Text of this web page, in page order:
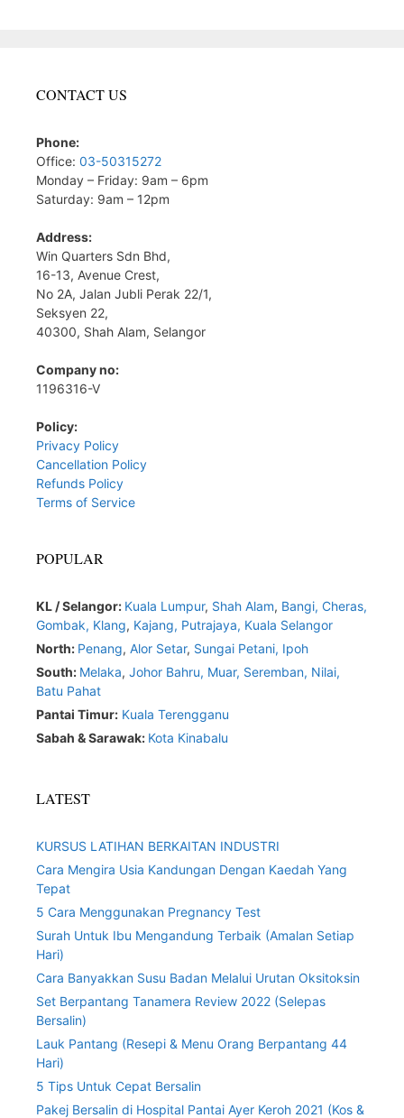
CONTACT US
Phone:
Office: 03-50315272
Monday – Friday: 9am – 6pm
Saturday: 9am – 12pm
Address:
Win Quarters Sdn Bhd,
16-13, Avenue Crest,
No 2A, Jalan Jubli Perak 22/1,
Seksyen 22,
40300, Shah Alam, Selangor
Company no:
1196316-V
Policy:
Privacy Policy
Cancellation Policy
Refunds Policy
Terms of Service
POPULAR
KL / Selangor: Kuala Lumpur, Shah Alam, Bangi, Cheras,
Gombak, Klang, Kajang, Putrajaya, Kuala Selangor
North: Penang, Alor Setar, Sungai Petani, Ipoh
South: Melaka, Johor Bahru, Muar, Seremban, Nilai,
Batu Pahat
Pantai Timur: Kuala Terengganu
Sabah & Sarawak: Kota Kinabalu
LATEST
KURSUS LATIHAN BERKAITAN INDUSTRI
Cara Mengira Usia Kandungan Dengan Kaedah Yang
Tepat
5 Cara Menggunakan Pregnancy Test
Surah Untuk Ibu Mengandung Terbaik (Amalan Setiap
Hari)
Cara Banyakkan Susu Badan Melalui Urutan Oksitoksin
Set Berpantang Tanamera Review 2022 (Selepas
Bersalin)
Lauk Pantang (Resepi & Menu Orang Berpantang 44
Hari)
5 Tips Untuk Cepat Bersalin
Pakej Bersalin di Hospital Pantai Ayer Keroh 2021 (Kos &